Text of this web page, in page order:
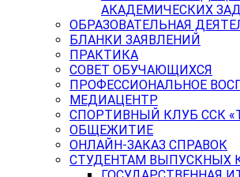
АКАДЕМИЧЕСКИХ
ОБРАЗОВАТЕЛЬНАЯ
БЛАНКИ ЗАЯВЛЕНИЙ
ПРАКТИКА
СОВЕТ ОБУЧАЮЩИХСЯ
ПРОФЕССИОНАЛЬНОЕ
МЕДИАЦЕНТР
СПОРТИВНЫЙ КЛУБ ССК
ОБЩЕЖИТИЕ
ОНЛАЙН-ЗАКАЗ СПРАВОК
СТУДЕНТАМ ВЫПУСКНЫХ